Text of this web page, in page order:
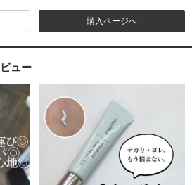
購入ページへ
ュー